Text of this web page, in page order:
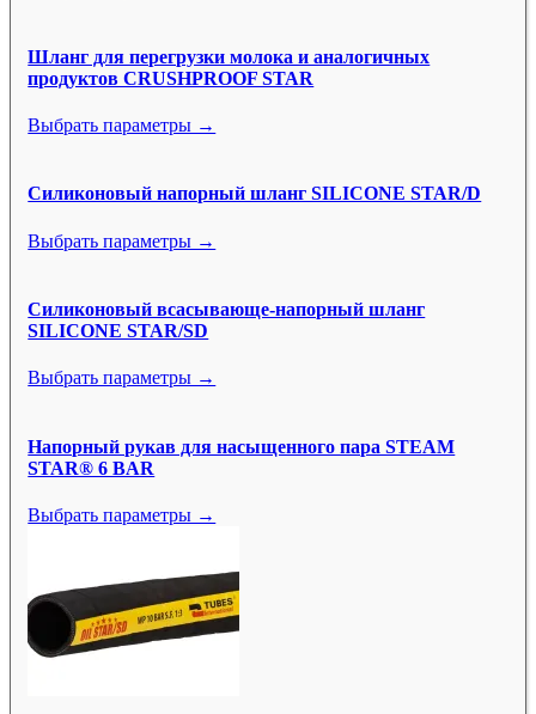
Шланг для перегрузки молока и аналогичных
продуктов CRUSHPROOF STAR
Выбрать параметры →
Силиконовый напорный шланг SILICONE STAR/D
Выбрать параметры →
Силиконовый всасывающе-напорный шланг
SILICONE STAR/SD
Выбрать параметры →
Напорный рукав для насыщенного пара STEAM
STAR® 6 BAR
Выбрать параметры →